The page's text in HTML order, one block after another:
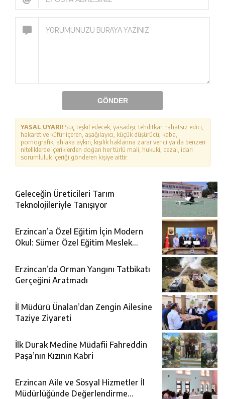
GÖNDER
YASAL UYARI! Suç teşkil edecek, yasadışı, tehditkar, rahatsız edici,
hakaret ve küfür içeren, aşağılayıcı, küçük düşürücü, kaba,
pornografik, ahlaka aykırı, kişilik haklarına zarar verici ya da benzeri
niteliklerde içeriklerden doğan her türlü mali, hukuki, cezai, idari
sorumluluk içeriği gönderen kişiye aittir.
Geleceğin Üreticileri Tarım
Teknolojileriyle Tanışıyor
Erzincan’a Özel Eğitim İçin Modern
Okul: Sümer Özel Eğitim Meslek
Erzincan’da Orman Yangını Tatbikatı
Gerçeğini Aratmadı
İl Müdürü Ünalan’dan Zengin Ailesine
Taziye Ziyareti
İlk Durak Medine Müdafii Fahreddin
Paşa’nın Kızının Kabri
Erzincan Aile ve Sosyal Hizmetler İl
Müdürlüğünde Değerlendirme